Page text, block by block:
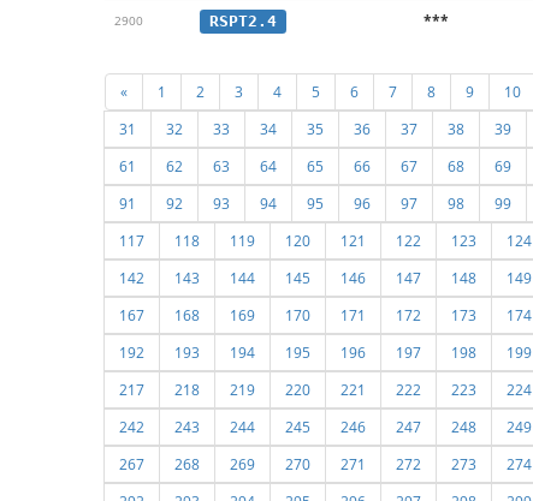
2900 RSPT2.4 ***
« 1 2 3 4 5 6 7 8 9 10
31
32 33 34 35 36 37 38 39
61
62 63 64 65 66 67 68 69
91
92 93 94 95 96 97 98 99
117
118 119 120 121 122 123 124
142
143 144 145 146 147 148 149
167
168 169 170 171 172 173 174
192
193 194 195 196 197 198 199
217
218 219 220 221 222 223 224
242
243 244 245 246 247 248 249
267
268 269 270 271 272 273 274